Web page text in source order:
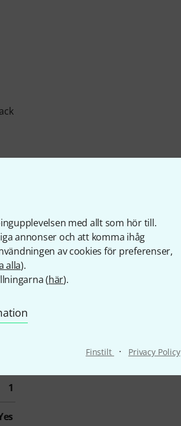
med allt som hör till.
annonser och att komma ihåg
av cookies för preferenser,
alla).
(här).
Finstilt · Privacy Policy
1